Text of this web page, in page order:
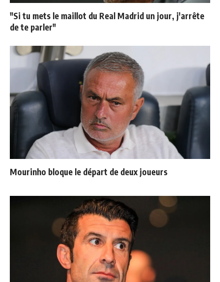
"Si tu mets le maillot du Real Madrid un jour, j'arrête
de te parler"
Mourinho bloque le départ de deux joueurs